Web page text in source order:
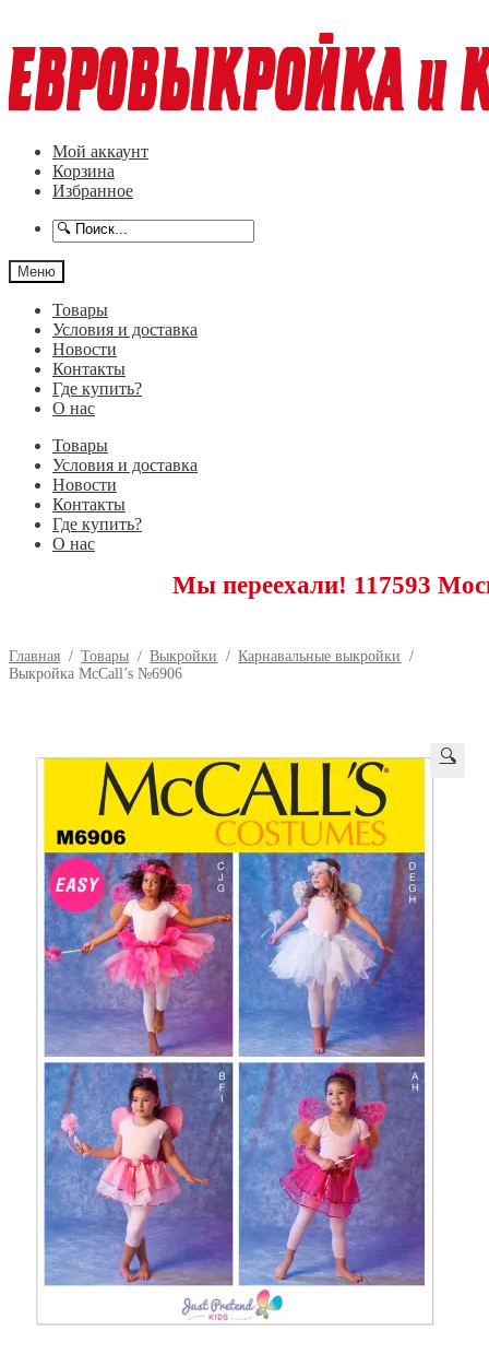
к
навигации
к
содержимому
Мой аккаунт
Корзина
Избранное
Меню
Товары
Условия и доставка
Новости
Контакты
Где купить?
О нас
Товары
Условия и доставка
Новости
Контакты
Где купить?
О нас
Мы переехали! 117593 Москва,
Главная / Товары / Выкройки / Карнавальные выкройки /
Выкройка McCall’s №6906
🔍